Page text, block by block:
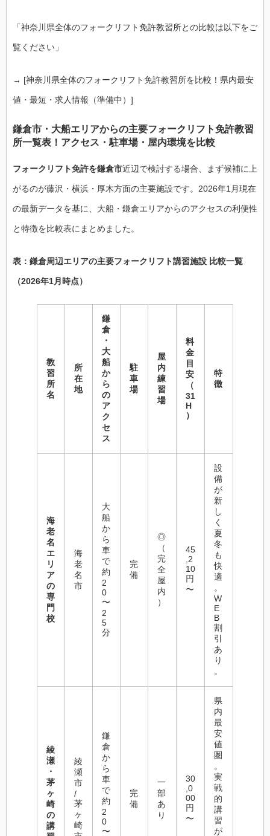
「神奈川県全体のフォークリフト免許教習所との比較は以下をご
覧ください」
→ [神奈川県全体のフォークリフト免許教習所を比較！県内最安
値・最短・求人情報（準備中）]
鎌倉市・大船エリアからの主要フォークリフト免許教習
所一覧表！アクセス・駐車場・屋内環境を比較
フォークリフト免許を鎌倉市近辺で検討する場合、まず候補に上
がるのが藤沢・横浜・厚木方面の主要施設です。2026年1月現在
の最新データを基に、大船・鎌倉エリアからのアクセスの利便性
と特徴を比較表にまとめました。
表：鎌倉周辺エリアの主要フォークリフト講習施設 比較一覧
（2026年1月時点）
教
習
所
名
所
在
地
鎌
倉
・
大
船
か
ら
の
ア
ク
セ
ス
駐
車
場
屋
内
練
習
場
料
金
目
安
（
31
H
）
特
徴
海
老
名
エ
リ
ア
の
専
門
校
海
老
名
市
大
船
か
ら
車
で
約
2
0
〜
2
5
分
完
備
◎
（
完
全
屋
内
）
45
,2
10
円
〜
設
備
が
新
し
く
夏
冬
も
快
適
。
W
E
B
割
引
あ
り
。
綾
瀬
・
茅
ヶ
崎
の
講
綾
瀬
市
/
茅
ヶ
崎
鎌
倉
か
ら
車
で
約
2
0
〜
完
備
一
部
あ
り
30
,0
00
円
〜
県
内
最
安
値
圏
。
実
戦
的
講
習
が